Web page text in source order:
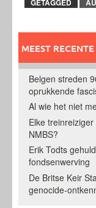
GETAGGED
MEEST
Belgen streden
oprukkende
Al wie het niet
Elke
NMBS?
Erik Todts
fondsenwerving
De Britse Keir
genocide-